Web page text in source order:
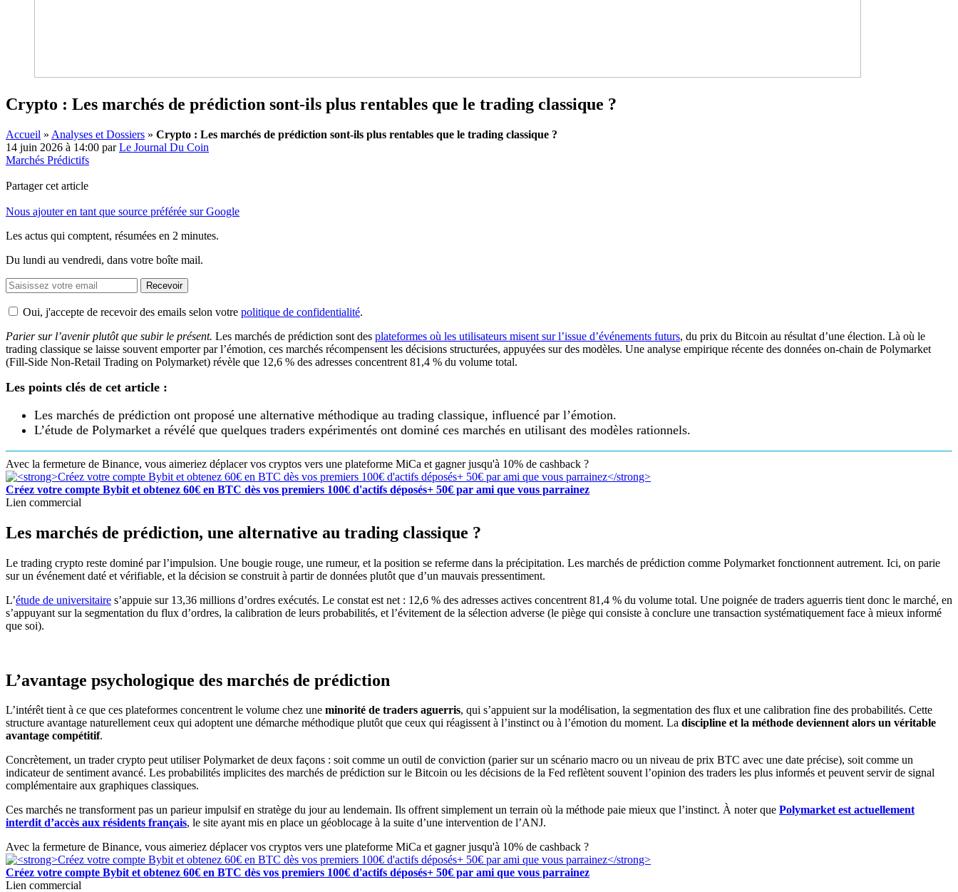
Crypto : Les marchés de prédiction sont-ils plus rentables que le trading classique ?
Accueil » Analyses et Dossiers » Crypto : Les marchés de prédiction sont-ils plus rentables que le trading classique ?
14 juin 2026 à 14:00 parLe Journal Du Coin
Marchés Prédictifs
Partager cet article
Nous ajouter en tant que source préférée sur Google
Les actus qui comptent, résumées en 2 minutes.
Du lundi au vendredi, dans votre boîte mail.
Recevoir
Oui, j'accepte de recevoir des emails selon votre politique de confidentialité.
Parier sur l’avenir plutôt que subir le présent. Les marchés de prédiction sont des plateformes où les utilisateurs misent sur l’issue d’événements futurs, du prix du Bitcoin au résultat d’une élection. Là où le
trading classique se laisse souvent emporter par l’émotion, ces marchés récompensent les décisions structurées, appuyées sur des modèles. Une analyse empirique récente des données on-chain de Polymarket
(Fill-Side Non-Retail Trading on Polymarket) révèle que 12,6 % des adresses concentrent 81,4 % du volume total.
Les points clés de cet article :
Les marchés de prédiction ont proposé une alternative méthodique au trading classique, influencé par l’émotion.
L’étude de Polymarket a révélé que quelques traders expérimentés ont dominé ces marchés en utilisant des modèles rationnels.
Avec la fermeture de Binance, vous aimeriez déplacer vos cryptos vers une plateforme MiCa et gagner jusqu'à 10% de cashback ?
Créez votre compte Bybit et obtenez 60€ en BTC dès vos premiers 100€ d'actifs déposés+ 50€ par ami que vous parrainez
Lien commercial
Les marchés de prédiction, une alternative au trading classique ?
Le trading crypto reste dominé par l’impulsion. Une bougie rouge, une rumeur, et la position se referme dans la précipitation. Les marchés de prédiction comme Polymarket fonctionnent autrement. Ici, on parie
sur un événement daté et vérifiable, et la décision se construit à partir de données plutôt que d’un mauvais pressentiment.
L’étude de universitaire s’appuie sur 13,36 millions d’ordres exécutés. Le constat est net : 12,6 % des adresses actives concentrent 81,4 % du volume total. Une poignée de traders aguerris tient donc le marché, en
s’appuyant sur la segmentation du flux d’ordres, la calibration de leurs probabilités, et l’évitement de la sélection adverse (le piège qui consiste à conclure une transaction systématiquement face à mieux informé
que soi).
L’avantage psychologique des marchés de prédiction
L’intérêt tient à ce que ces plateformes concentrent le volume chez une minorité de traders aguerris, qui s’appuient sur la modélisation, la segmentation des flux et une calibration fine des probabilités. Cette
structure avantage naturellement ceux qui adoptent une démarche méthodique plutôt que ceux qui réagissent à l’instinct ou à l’émotion du moment. La discipline et la méthode deviennent alors un véritable
avantage compétitif.
Concrètement, un trader crypto peut utiliser Polymarket de deux façons : soit comme un outil de conviction (parier sur un scénario macro ou un niveau de prix BTC avec une date précise), soit comme un
indicateur de sentiment avancé. Les probabilités implicites des marchés de prédiction sur le Bitcoin ou les décisions de la Fed reflètent souvent l’opinion des traders les plus informés et peuvent servir de signal
complémentaire aux graphiques classiques.
Ces marchés ne transforment pas un parieur impulsif en stratège du jour au lendemain. Ils offrent simplement un terrain où la méthode paie mieux que l’instinct. À noter que Polymarket est actuellement
interdit d’accès aux résidents français, le site ayant mis en place un géoblocage à la suite d’une intervention de l’ANJ.
Avec la fermeture de Binance, vous aimeriez déplacer vos cryptos vers une plateforme MiCa et gagner jusqu'à 10% de cashback ?
Créez votre compte Bybit et obtenez 60€ en BTC dès vos premiers 100€ d'actifs déposés+ 50€ par ami que vous parrainez
Lien commercial